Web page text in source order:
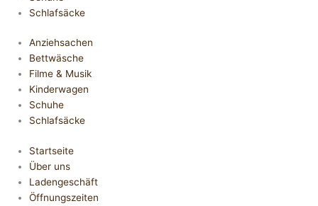
Schlafsäcke
Anziehsachen
Bettwäsche
Filme & Musik
Kinderwagen
Schuhe
Schlafsäcke
Startseite
Über uns
Ladengeschäft
Öffnungszeiten